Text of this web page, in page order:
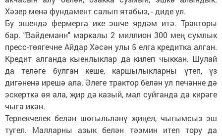
Хәзер менә фундамент салып ятабыз, - диде ул.
Бу эшендә фермерга ике эшче ярдәм итә. Тракторы
бар. "Вайдеманн" маркалы 2 миллион 300 мең сумлык
пресс-төягечне Айдар Хәсән улы 5 елга кредитка алган.
Кредит алганда кыенлыклар да килеп чыккан. Шулай
да теләге булган кеше, каршылыкларны үтеп, үз
дигәненә ирешә ала. Әлеге трактор белән ул печәнне дә
эскерткә өя ала, җир дә казый, мал суйганда да кирәге
чыга икән.
Терлекчелек белән шөгыльләнү җиңел, чыгымсыз эш
түгел. Малларны азык белән тәэмин итеп тору да